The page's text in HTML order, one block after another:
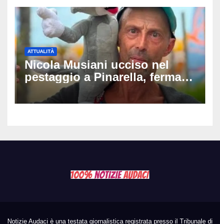
ATTUALITÀ
Nicola Musiani ucciso nel
pestaggio a Pinarella, fermati
quattro giovani: la svolta
dopo video, intercettazioni e
Notizie Audaci è una testata giornalistica registrata presso il Tribunale di